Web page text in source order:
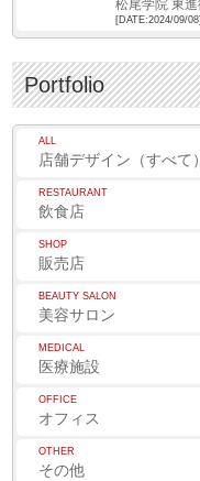
松尾学院 東
[DATE:2024/09/08]
Portfolio
ALL
店舗デザイン（すべて）
RESTAURANT
飲食店
SHOP
販売店
BEAUTY SALON
美容サロン
MEDICAL
医療施設
OFFICE
オフィス
OTHER
その他